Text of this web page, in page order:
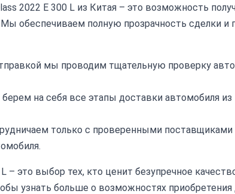
2022 E 300 L из Китая – это возможность
Мы обеспечиваем полную прозрачность сделки и
мы проводим тщательную проверку
на себя все этапы доставки автомобиля из
только с проверенными поставщиками
– это выбор тех, кто ценит безупречное
узнать больше о возможностях